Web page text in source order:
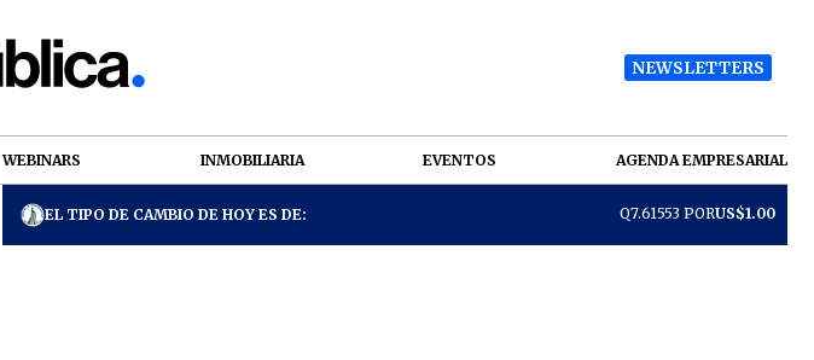
NEWSLETTERS
WEBINARS INMOBILIARIA EVENTOS AGENDA EMPRESARIAL
EL TIPO DE CAMBIO DE HOY ES DE: Q7.61553 PORUS$1.00